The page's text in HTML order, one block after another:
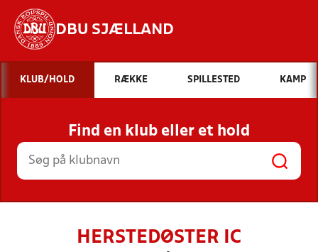
DBU SJÆLLAND
Hvad vil du søge efter?
INDHOLD OG NYHEDER
STILLINGER, RESULTATER, KLUBBER OG
HOLD
KLUB/HOLD RÆKKE SPILLESTED KAMP
Find en klub eller et hold
HERSTEDØSTER IC